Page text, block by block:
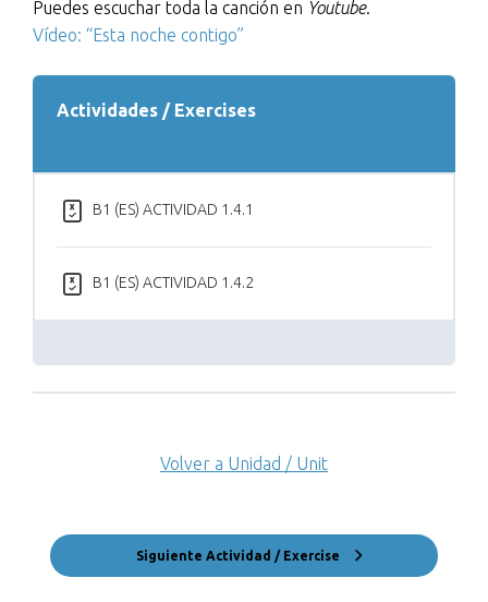
Puedes escuchar toda la canción en Youtube.
Vídeo: “Esta noche contigo”
Actividades / Exercises
B1 (ES) ACTIVIDAD 1.4.1
B1 (ES) ACTIVIDAD 1.4.2
Volver a Unidad / Unit
Siguiente Actividad / Exercise